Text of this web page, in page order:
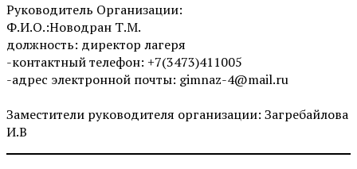
Руководитель Организации:
Ф.И.О.:Новодран Т.М.
должность: директор лагеря
-контактный телефон: +7(3473)411005
-адрес электронной почты: gimnaz-4@mail.ru
Заместители руководителя организации: Загребайлова
И.В